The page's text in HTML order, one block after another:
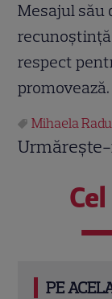
Mesajul său
respect
promovează.
Mihaela
PE